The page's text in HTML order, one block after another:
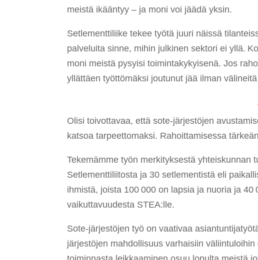
meistä ikääntyy– ja moni voi jäädä yksin.
Setlementtiliike tekee työtä juuri näissä
palveluita sinne, mihin julkinen sektori ei yllä.
moni meistä pysyisi toimintakykyisenä. Jos
yllättäen työttömäksi joutunut jää ilman
Olisi toivottavaa, että sote-järjestöjen
katsoa tarpeettomaksi. Rahoittamisessa
Tekemämme työn merkityksestä
Setlementtiliitosta ja 30 setlementistä eli
ihmistä, joista 100 000 on lapsia ja nuoria ja
vaikuttavuudesta STEA:lle.
Sote-järjestöjen työ on vaativaa
järjestöjen mahdollisuus varhaisiin